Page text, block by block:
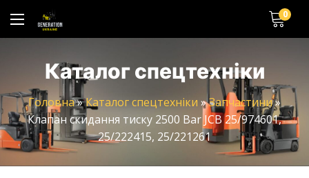
0
Каталог спецтехніки
Головна»Каталог спецтехніки »Запчастини»
Клапан скидання тиску 2500 Bar JCB 25/974601,
25/222415, 25/221261